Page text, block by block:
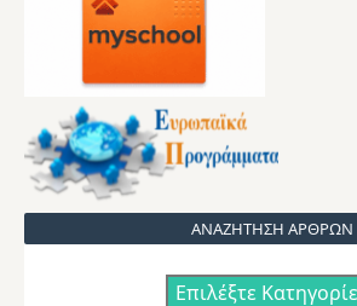
ΑΝΑΖΗΤΗΣΗ ΑΡΘΡΩΝ
Επιλέξτε